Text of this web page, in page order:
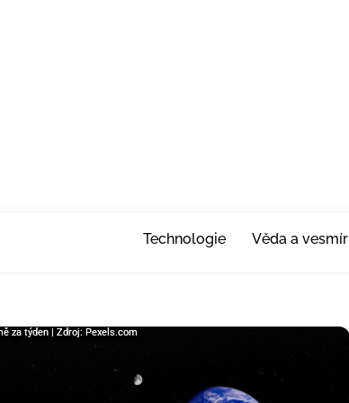
Technologie Věda a vesmír
za týden | Zdroj: Pexels.com
za týden | Zdroj: Pexels.com